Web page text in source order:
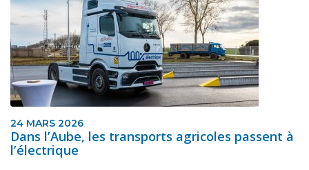
24 MARS 2026
Dans l’Aube, les transports agricoles passent à
l’électrique